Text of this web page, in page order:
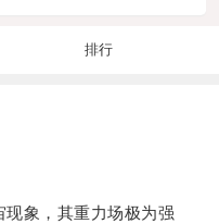
排行
象，其重力场极为强